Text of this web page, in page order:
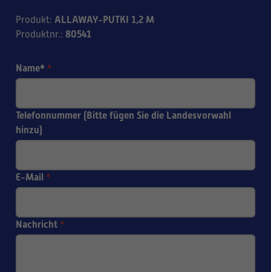
Produkt: ALLAWAY-PUTKI 1,2 M
Produktnr.: 80541
Name* *
Telefonnummer (Bitte fügen Sie die Landesvorwahl
hinzu)
E-Mail *
Nachricht *